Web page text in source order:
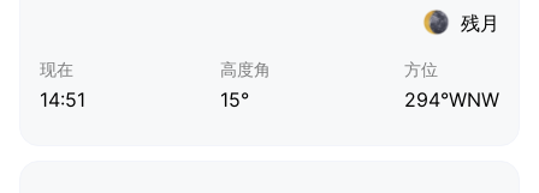
残月
现在
14:51
高度角
15°
方位
294°WNW